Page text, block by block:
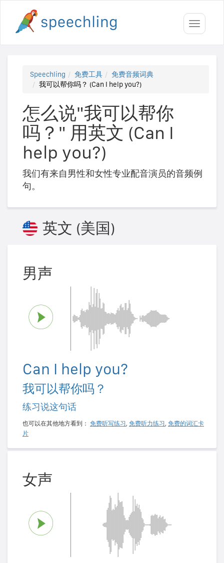
Toggle
Speechling 免费工具
免费音频词典
我可以帮你吗？ (Can I help you?)
怎么说"我可以帮你
吗？" 用英文 (Can I
help you?)
我们有来自男性和女性专业配音演员的音频例
句。
英文 (美国)
男声
Can I help you?
我可以帮你吗？
练习说这句话
也可以在其他地方看到： 免费听写练习, 免费听力练习, 免费的词汇卡
片
女声